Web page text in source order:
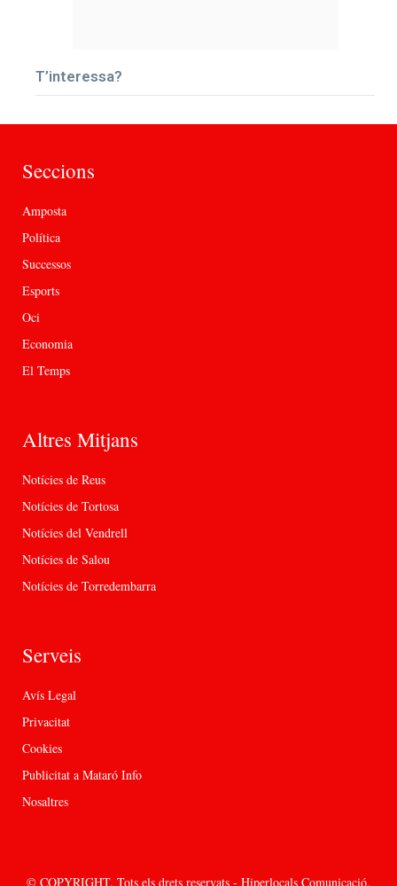
T’interessa?
Seccions
Amposta
Política
Successos
Esports
Oci
Economia
El Temps
Altres Mitjans
Notícies de Reus
Notícies de Tortosa
Notícies del Vendrell
Notícies de Salou
Notícies de Torredembarra
Serveis
Avís Legal
Privacitat
Cookies
Publicitat a Mataró Info
Nosaltres
© COPYRIGHT. Tots els drets reservats - Hiperlocals Comunicació.